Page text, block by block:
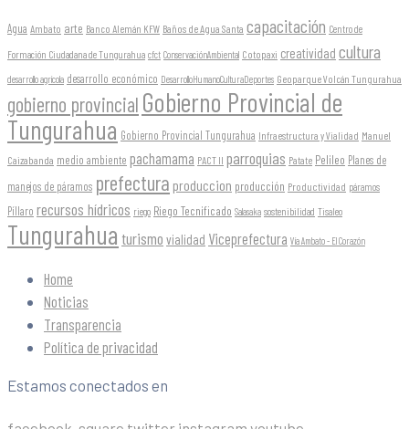
Agua Ambato arte Banco Alemán KFW Baños de Agua Santa capacitación Centro de
Formación Ciudadana de Tungurahua cfct ConservaciónAmbiental Cotopaxi creatividad cultura
desarrollo agrícola desarrollo económico DesarrolloHumanoCulturaDeportes Geoparque Volcán Tungurahua
gobierno provincial Gobierno Provincial de
Tungurahua Gobierno Provincial Tungurahua Infraestructura y Vialidad Manuel
Caizabanda medio ambiente pachamama PACT II parroquias Patate Pelileo Planes de
manejos de páramos prefectura produccion producción Productividad páramos
Píllaro recursos hídricos riego Riego Tecnificado Salasaka sostenibilidad Tisaleo
Tungurahua turismo vialidad Viceprefectura Vía Ambato - El Corazón
Home
Noticias
Transparencia
Política de privacidad
Estamos conectados en